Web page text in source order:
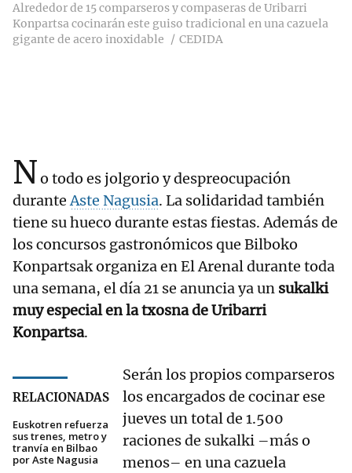
Alrededor de 15 comparseros y compaseras de Uribarri
Konpartsa cocinarán este guiso tradicional en una cazuela
gigante de acero inoxidable
CEDIDA
No todo es jolgorio y despreocupación
duranteAste Nagusia. La solidaridad también
tiene su hueco durante estas fiestas. Además de
los concursos gastronómicos que Bilboko
Konpartsak organiza en El Arenal durante toda
una semana, el día 21 se anuncia ya un sukalki
muy especial en la txosna de Uribarri
Konpartsa.
RELACIONADAS
Euskotren refuerza
sus trenes, metro y
tranvía en Bilbao
por Aste Nagusia
Serán los propios comparseros
los encargados de cocinar ese
jueves un total de 1.500
raciones de sukalki –más o
menos– en una cazuela